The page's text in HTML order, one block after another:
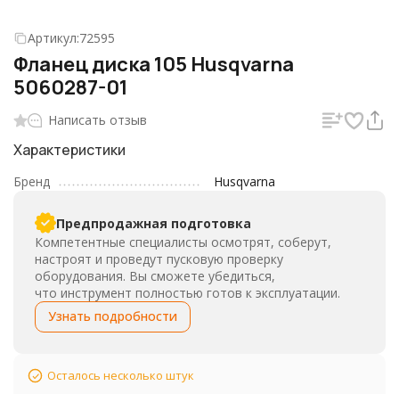
Артикул:72595
Фланец диска 105 Husqvarna
5060287-01
Написать отзыв
Характеристики
Бренд Husqvarna
Предпродажная подготовка
Компетентные специалисты осмотрят, соберут,
настроят и проведут пусковую проверку
оборудования. Вы сможете убедиться,
что инструмент полностью готов к эксплуатации.
Узнать подробности
Осталось несколько штук